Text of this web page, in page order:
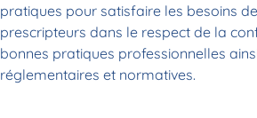
pratiques pour satisfaire les besoins
prescripteurs dans le respect de la
bonnes pratiques professionnelles
réglementaires et normatives.